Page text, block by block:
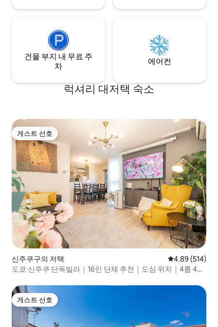
이 집은 독특합니다 / 훌륭한 위치 / 우아한
환경 / 조용함 / 100년 벚꽃 / 아름다운 녹지
다리 / 마치 자연 숲 공원의 산소 바에 있는
것 같습니다!신주쿠의 뒷마당입니다!벚꽃
집에서 백년 전통의 벚꽃을 볼 수 있어요!밤
에는 테라스에서 신주쿠와 도심의 활기찬
야경을 즐길 수 있습니다!여행으로 인해 하
루가 지쳐 나면 마음을 사로잡을 수 있습니
다!몸과 마음을 진정으로 편안하게 만드세
요! 신주쿠는 도쿄 중심가에 위치하고 있습
니다!매우 편리한 교통!쇼핑몰 / 전자제품
쇼핑몰 / 엔터테인먼트 센터 / 세계적으로
유명한 브랜드 매장 / 전 세계 음식을 제공
하는 레스토랑 / 바 등 / 식사, 숙박, 교통, 관
광, 쇼핑, 엔터테인먼트에 필요한 모든 것을
여기에서 찾을 수 있습니다!휴가 중 쇼핑을
즐길 수 있는 천국입니다! 숙소의 집사가 24
시간 내내 여행을 전폭적으로 지원하고 도
와드립니다! 이른 체크인, 늦은 체크아웃,
무료 수하물 보관이 가능합니다.
C：1.55m 1张 房
건물 부지 내 무료 주
차
에어컨
럭셔리 대저택 숙소
게스트 선호
게스트 선호
신주쿠구의 저택 평점 4.89점(5
4.89 (514)
도쿄 신주쿠 단독빌라｜16인 단체 추천｜도심 위치｜4룸 4욕
게스트 선호
게스트 선호